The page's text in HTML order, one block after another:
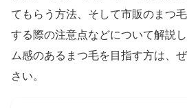
てもらう方法、そして市販のまつ
する際の注意点などについて解説
ム感のあるまつ毛を目指す方は、
さい。